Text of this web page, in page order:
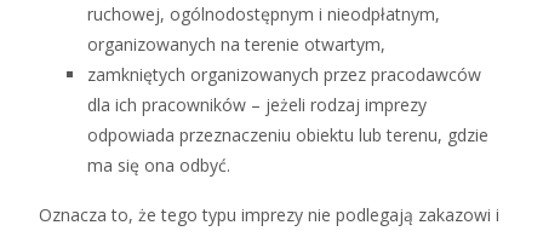
ruchowej, ogólnodostępnym i nieodpłatnym,
organizowanych na terenie otwartym,
zamkniętych organizowanych przez pracodawców
dla ich pracowników – jeżeli rodzaj imprezy
odpowiada przeznaczeniu obiektu lub terenu, gdzie
ma się ona odbyć.
Oznacza to, że tego typu imprezy nie podlegają zakazowi i